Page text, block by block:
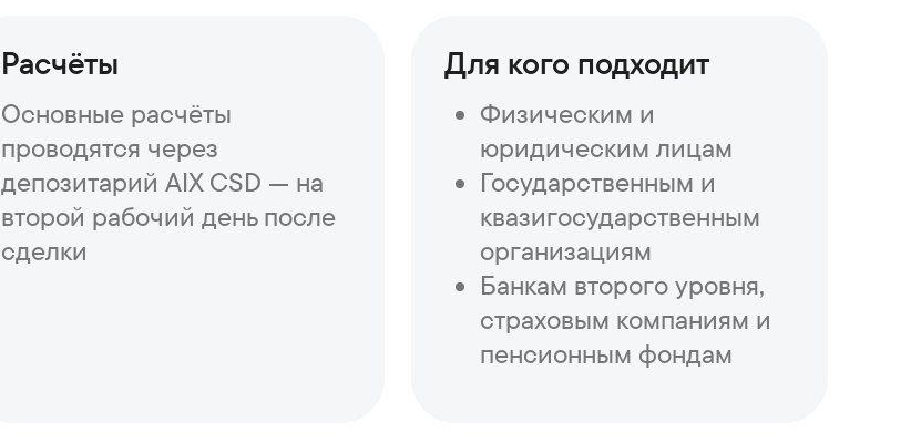
Расчёты
Основные расчёты
проводятся через
депозитарий AIX CSD — на
второй рабочий день после
сделки
Для кого подходит
Физическим и
юридическим лицам
Государственным и
квазигосударственным
организациям
Банкам второго уровня,
страховым компаниям и
пенсионным фондам